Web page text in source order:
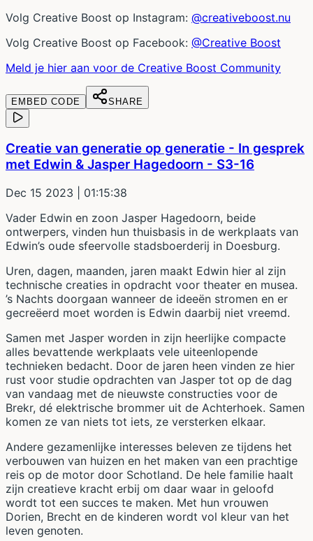
Volg Creative Boost op Instagram: @creativeboost.nu
Volg Creative Boost op Facebook: @Creative Boost
Meld je hier aan voor de Creative Boost Community
EMBED CODE SHARE
Creatie van generatie op generatie - In gesprek
met Edwin & Jasper Hagedoorn - S3-16
Dec 15 2023 | 01:15:38
Vader Edwin en zoon Jasper Hagedoorn, beide
ontwerpers, vinden hun thuisbasis in de werkplaats van
Edwin’s oude sfeervolle stadsboerderij in Doesburg.
Uren, dagen, maanden, jaren maakt Edwin hier al zijn
technische creaties in opdracht voor theater en musea.
’s Nachts doorgaan wanneer de ideeën stromen en er
gecreëerd moet worden is Edwin daarbij niet vreemd.
Samen met Jasper worden in zijn heerlijke compacte
alles bevattende werkplaats vele uiteenlopende
technieken bedacht. Door de jaren heen vinden ze hier
rust voor studie opdrachten van Jasper tot op de dag
van vandaag met de nieuwste constructies voor de
Brekr, dé elektrische brommer uit de Achterhoek. Samen
komen ze van niets tot iets, ze versterken elkaar.
Andere gezamenlijke interesses beleven ze tijdens het
verbouwen van huizen en het maken van een prachtige
reis op de motor door Schotland. De hele familie haalt
zijn creatieve kracht erbij om daar waar in geloofd
wordt tot een succes te maken. Met hun vrouwen
Dorien, Brecht en de kinderen wordt vol kleur van het
leven genoten.